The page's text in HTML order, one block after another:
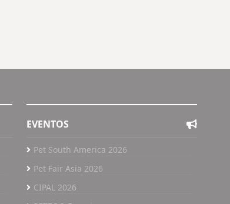
EVENTOS
Pet South America 2026
Pet Fair Asia 2026
CIPAL 2026